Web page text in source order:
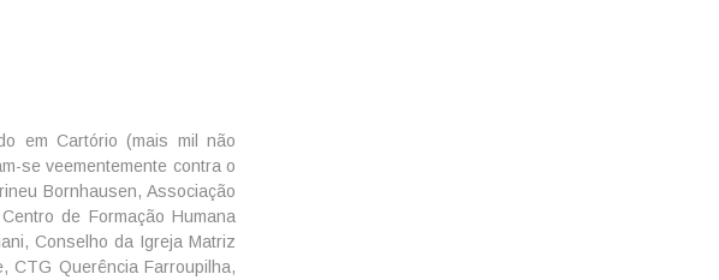
em Cartório (mais mil não
se veementemente contra o
Bornhausen, Associação
de Formação Humana
Conselho da Igreja Matriz
CTG Querência Farroupilha,